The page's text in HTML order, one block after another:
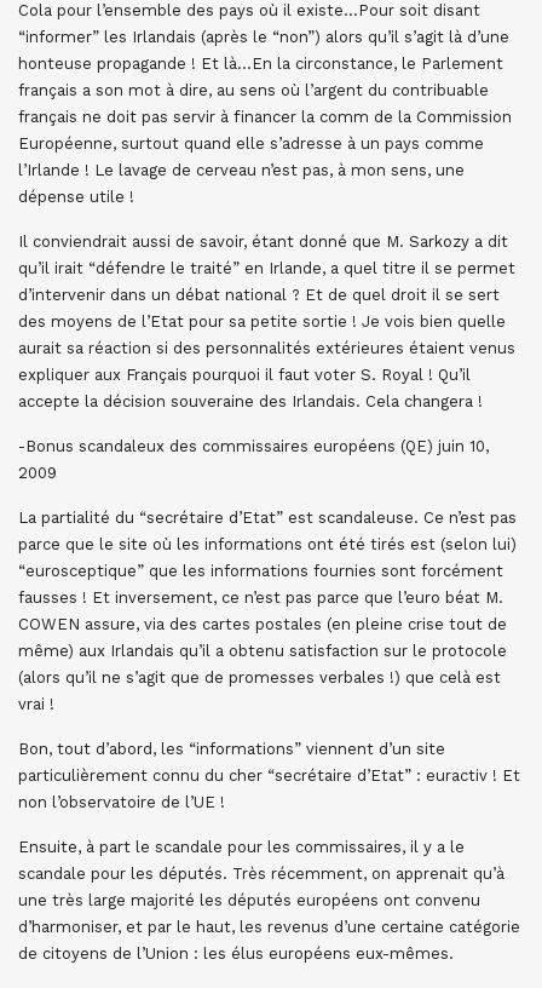
Cola pour l’ensemble des pays où il existe…Pour soit disant
“informer” les Irlandais (après le “non”) alors qu’il s’agit là d’une
honteuse propagande ! Et là…En la circonstance, le Parlement
français a son mot à dire, au sens où l’argent du contribuable
français ne doit pas servir à financer la comm de la Commission
Européenne, surtout quand elle s’adresse à un pays comme
l’Irlande ! Le lavage de cerveau n’est pas, à mon sens, une
dépense utile !
Il conviendrait aussi de savoir, étant donné que M. Sarkozy a dit
qu’il irait “défendre le traité” en Irlande, a quel titre il se permet
d’intervenir dans un débat national ? Et de quel droit il se sert
des moyens de l’Etat pour sa petite sortie ! Je vois bien quelle
aurait sa réaction si des personnalités extérieures étaient venus
expliquer aux Français pourquoi il faut voter S. Royal ! Qu’il
accepte la décision souveraine des Irlandais. Cela changera !
-Bonus scandaleux des commissaires européens (QE) juin 10,
2009
La partialité du “secrétaire d’Etat” est scandaleuse. Ce n’est pas
parce que le site où les informations ont été tirés est (selon lui)
“eurosceptique” que les informations fournies sont forcément
fausses ! Et inversement, ce n’est pas parce que l’euro béat M.
COWEN assure, via des cartes postales (en pleine crise tout de
même) aux Irlandais qu’il a obtenu satisfaction sur le protocole
(alors qu’il ne s’agit que de promesses verbales !) que celà est
vrai !
Bon, tout d’abord, les “informations” viennent d’un site
particulièrement connu du cher “secrétaire d’Etat” : euractiv ! Et
non l’observatoire de l’UE !
Ensuite, à part le scandale pour les commissaires, il y a le
scandale pour les députés. Très récemment, on apprenait qu’à
une très large majorité les députés européens ont convenu
d’harmoniser, et par le haut, les revenus d’une certaine catégorie
de citoyens de l’Union : les élus européens eux-mêmes.